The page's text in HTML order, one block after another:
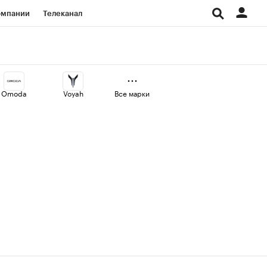
Телеканал
Проверка контрагентов
Omoda Voyah Все марки